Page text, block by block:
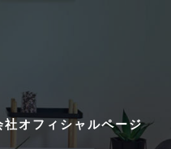
オフィシャルページ